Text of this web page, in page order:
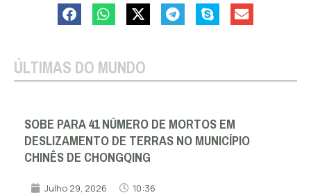
ÚLTIMAS DO MUNDO
SOBE PARA 41 NÚMERO DE MORTOS EM
DESLIZAMENTO DE TERRAS NO MUNICÍPIO
CHINÊS DE CHONGQING
Julho 29, 2026 10:36